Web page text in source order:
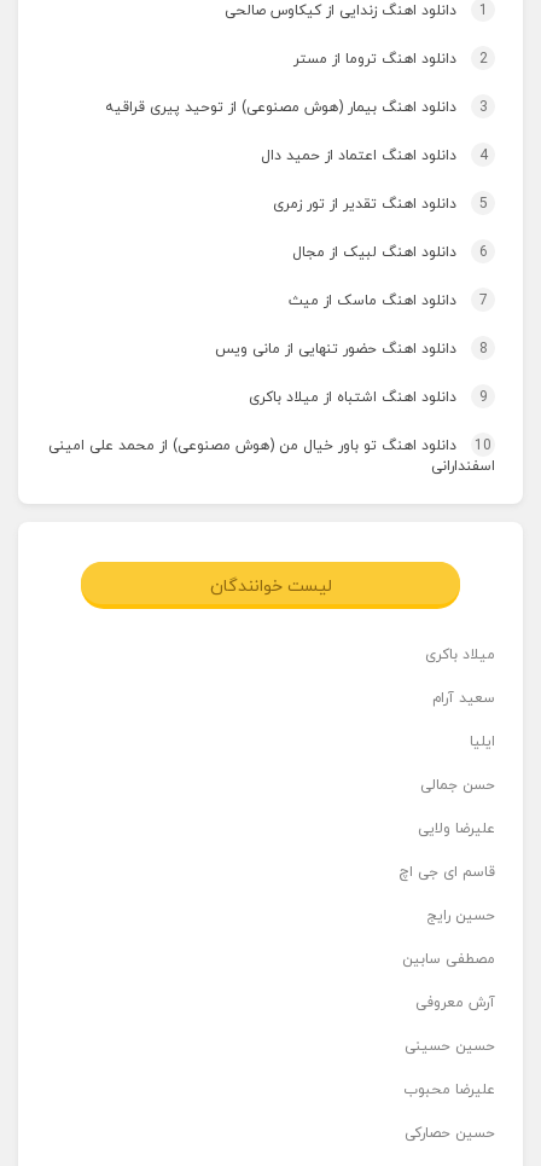
1 دانلود اهنگ زندایی از کیکاوس صالحی
2 دانلود اهنگ تروما از مستر
3 دانلود اهنگ بیمار (هوش مصنوعی) از توحید پیری قراقیه
4 دانلود اهنگ اعتماد از حمید دال
5 دانلود اهنگ تقدیر از تور زمری
6 دانلود اهنگ لبیک از مجال
7 دانلود اهنگ ماسک از میث
8 دانلود اهنگ حضور تنهایی از مانی ویس
9 دانلود اهنگ اشتباه از میلاد باکری
10
دانلود اهنگ تو باور خیال من (هوش مصنوعی) از محمد علی امینی
اسفندارانی
لیست خوانندگان
میلاد باکری
سعید آرام
ایلیا
حسن جمالی
علیرضا ولایی
قاسم ای جی اچ
حسین رایج
مصطفی سابین
آرش معروفی
حسین حسینی
علیرضا محبوب
حسین حصارکی